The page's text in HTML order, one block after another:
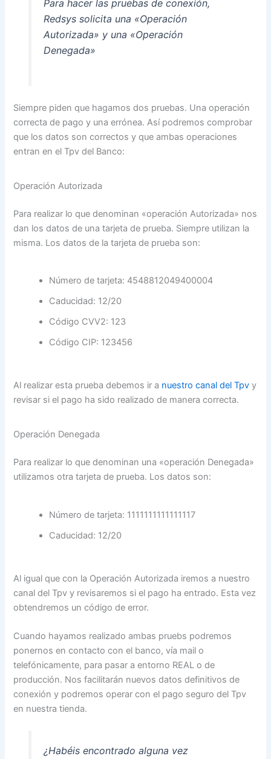
Para hacer las pruebas de conexión,
Redsys solicita una «Operación
Autorizada» y una «Operación
Denegada»
Siempre piden que hagamos dos pruebas. Una operación
correcta de pago y una errónea. Así podremos comprobar
que los datos son correctos y que ambas operaciones
entran en el Tpv del Banco:
Operación Autorizada
Para realizar lo que denominan «operación Autorizada» nos
dan los datos de una tarjeta de prueba. Siempre utilizan la
misma. Los datos de la tarjeta de prueba son:
Número de tarjeta: 4548812049400004
Caducidad: 12/20
Código CVV2: 123
Código CIP: 123456
Al realizar esta prueba debemos ir a nuestro canal del Tpv y
revisar si el pago ha sido realizado de manera correcta.
Operación Denegada
Para realizar lo que denominan una «operación Denegada»
utilizamos otra tarjeta de prueba. Los datos son:
Número de tarjeta: 1111111111111117
Caducidad: 12/20
Al igual que con la Operación Autorizada iremos a nuestro
canal del Tpv y revisaremos si el pago ha entrado. Esta vez
obtendremos un código de error.
Cuando hayamos realizado ambas pruebs podremos
ponernos en contacto con el banco, vía mail o
telefónicamente, para pasar a entorno REAL o de
producción. Nos facilitarán nuevos datos definitivos de
conexión y podremos operar con el pago seguro del Tpv
en nuestra tienda.
¿Habéis encontrado alguna vez